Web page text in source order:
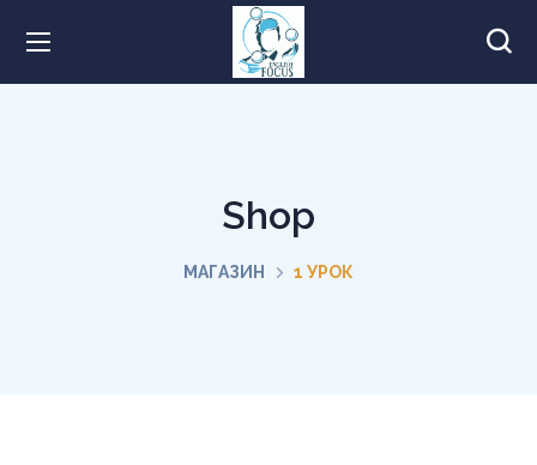
Shop
МАГАЗИН 1 УРОК